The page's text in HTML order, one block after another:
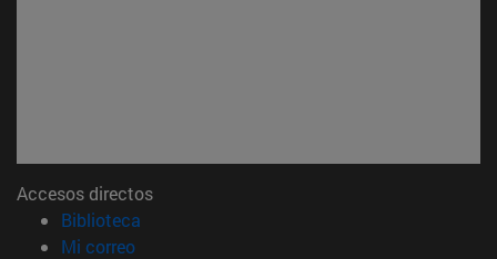
Accesos directos
Biblioteca
Mi correo(abre en nueva ventana)